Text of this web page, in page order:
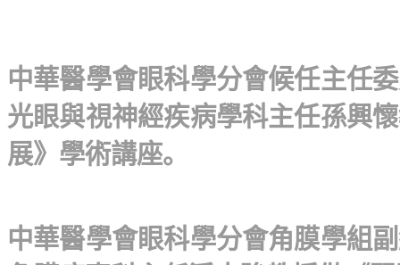
中華醫學會眼科學分會候任主任
光眼與視神經疾病學科主任孫興
展》學術講座。
中華醫學會眼科學分會角膜學組